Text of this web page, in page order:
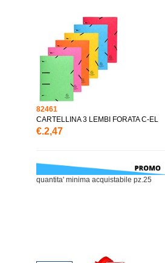
82461
CARTELLINA 3 LEMBI FORATA C-EL
€.2,47
quantita' minima acquistabile pz.25